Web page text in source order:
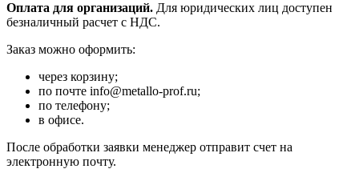
Оплата для организаций. Для юридических лиц доступен
безналичный расчет с НДС.
Заказ можно оформить:
через корзину;
по почте info@metallo-prof.ru;
по телефону;
в офисе.
После обработки заявки менеджер отправит счет на
электронную почту.